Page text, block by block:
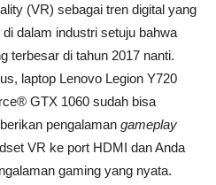
(VR) sebagai tren digital yang
dalam industri setuju bahwa
terbesar di tahun 2017 nanti.
laptop Lenovo Legion Y720
GTX 1060 sudah bisa
pengalaman gameplay
VR ke port HDMI dan Anda
gaming yang nyata.